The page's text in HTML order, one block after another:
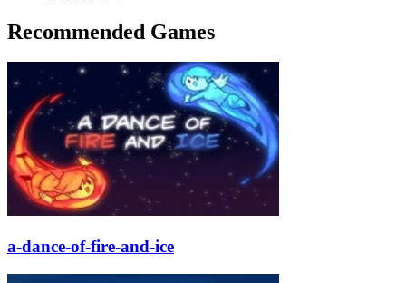
Recommended Games
a-dance-of-fire-and-ice